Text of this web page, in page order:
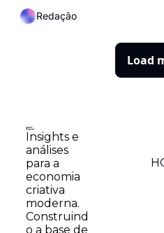
Redação
Load
Insights e
análises
para a
economia
criativa
moderna.
Construind
o a base de